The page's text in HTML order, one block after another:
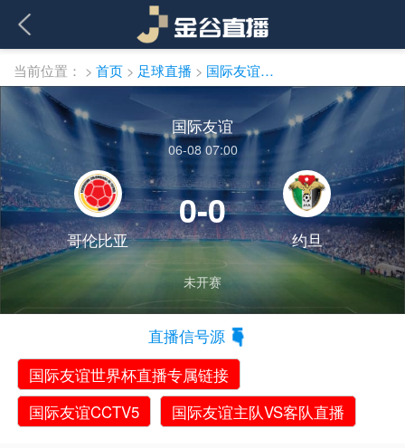
当前位置： > 首页 > 足球直播 > 国际友谊直播
国际友谊
06-08 07:00
哥伦比亚
0-0
约旦
未开赛
直播信号源
国际友谊世界杯直播专属链接
国际友谊CCTV5
国际友谊主队VS客队直播